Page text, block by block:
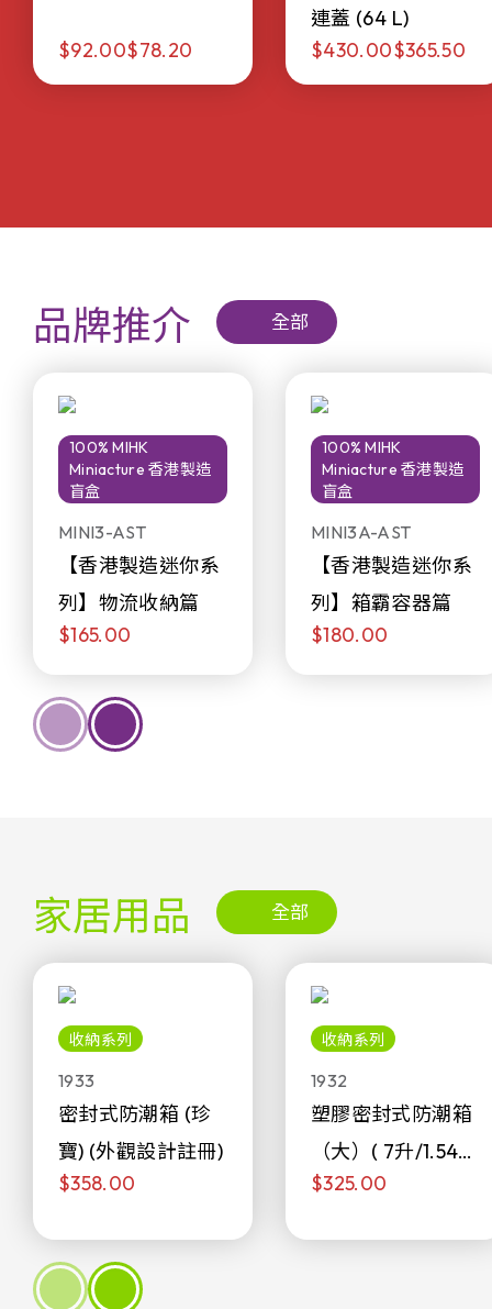
$92.00$78.20
連蓋 (64 L)
$430.00$365.50
品牌推介 全部
100% MIHK
Miniacture 香港製造
盲盒
MINI3-AST
【香港製造迷你系
列】物流收納篇
$165.00
100% MIHK
Miniacture 香港製造
盲盒
MINI3A-AST
【香港製造迷你系
列】箱霸容器篇
$180.00
家居用品 全部
收納系列
1933
密封式防潮箱 (珍
寶) (外觀設計註冊)
$358.00
收納系列
1932
塑膠密封式防潮箱
（大）( 7升/1.54加
侖)
$325.00